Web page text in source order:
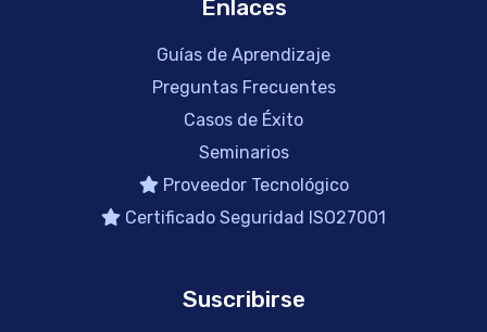
Enlaces
Guías de Aprendizaje
Preguntas Frecuentes
Casos de Éxito
Seminarios
Proveedor Tecnológico
Certificado Seguridad ISO27001
Suscribirse